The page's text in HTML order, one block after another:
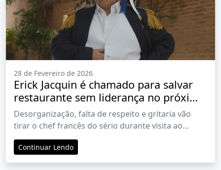
28 de Fevereiro de 2026
Erick Jacquin é chamado para salvar
restaurante sem liderança no próximo
episódio de Pesadelo na Cozinha
Desorganização, falta de respeito e gritaria vão
tirar o chef francês do sério durante visita ao
bairro Alto de Pinheiros, na zona oeste de São
Paulo
Continuar Lendo